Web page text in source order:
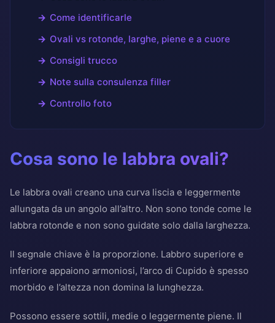
Come identificarle
Ovali vs rotonde, larghe, piene e a cuore
Consigli trucco
Note sulla consulenza filler
Controllo foto
Cosa sono le labbra ovali?
Le labbra ovali creano una curva liscia e leggermente
allungata da un angolo all’altro. Non sono tonde come le
labbra rotonde e non sono guidate solo dalla larghezza.
Il segnale chiave è la proporzione. Labbro superiore e
inferiore appaiono armoniosi, l’arco di Cupido è spesso
morbido e l’altezza non domina la lunghezza.
Possono essere sottili, medie o leggermente piene. Il